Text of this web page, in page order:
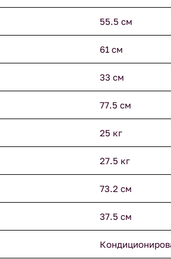
55.5 см
61 см
33 см
77.5 см
25 кг
27.5 кг
73.2 см
37.5 см